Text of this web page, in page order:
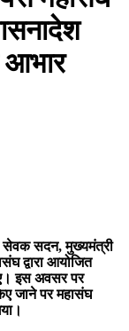
आभार
सेवक सदन, मुख्यमंत्री
द्वारा आयोजित
इस अवसर पर
जाने पर महासंघ